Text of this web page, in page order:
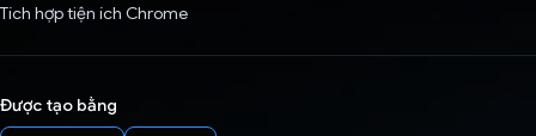
Tích hợp tiện ích Chrome
Được tạo bằng